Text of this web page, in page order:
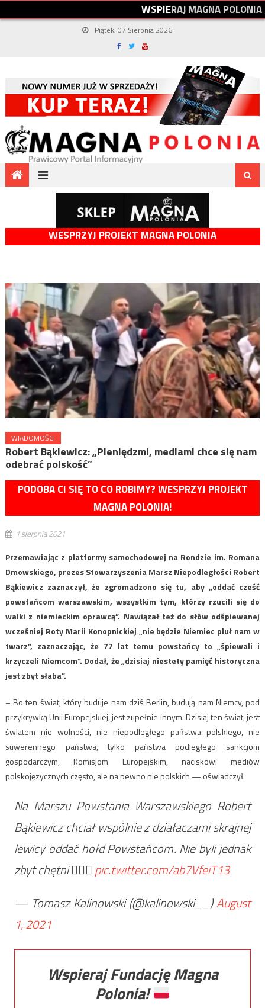
WSPIERAJMAGNAPOLONIA
Piątek, 07 Sierpnia 2026
WESPRZYJ PROJEKT MAGNA POLONIA
WIADOMOŚCI
Robert Bąkiewicz: „Pieniędzmi, mediami chce się nam
odebrać polskość”
PODOBA CI SIĘ TO CO ROBIMY? WESPRZYJ PROJEKT
MAGNA POLONIA!
1 sierpnia 2021
Przemawiając z platformy samochodowej na Rondzie im. Romana
Dmowskiego, prezes Stowarzyszenia Marsz Niepodległości Robert
Bąkiewicz zaznaczył, że zgromadzono się tu, aby „oddać cześć
powstańcom warszawskim, wszystkim tym, którzy rzucili się do
walki z niemieckim oprawcą”. Nawiązał też do słów odśpiewanej
wcześniej Roty Marii Konopnickiej „nie będzie Niemiec pluł nam w
twarz”, zaznaczając, że 77 lat temu powstańcy to „śpiewali i
krzyczeli Niemcom”. Dodał, że „dzisiaj niestety pamięć historyczna
jest zbyt słaba”.
– Bo ten świat, który buduje nam dziś Berlin, budują nam Niemcy, pod
przykrywką Unii Europejskiej, jest zupełnie innym. Dzisiaj ten świat, jest
światem nie wolności, nie niepodległego państwa polskiego, nie
suwerennego państwa, tylko państwa podległego sankcjom
gospodarczym, Komisjom Europejskim, naciskowi mediów
polskojęzycznych często, ale na pewno nie polskich — oświadczył.
Na Marszu Powstania Warszawskiego Robert
Bąkiewicz chciał wspólnie z działaczami skrajnej
lewicy oddać hołd Powstańcom. Nie byli jednak
zbyt chętni 🤷🏻‍♂️ pic.twitter.com/ab7VfeiT13
— Tomasz Kalinowski (@kalinowski__)August
1, 2021
Wspieraj Fundację Magna
Polonia!